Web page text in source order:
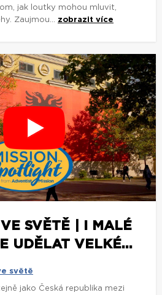
jak loutky mohou mluvit,
Zaujmou... zobrazit více
SVĚTĚ | I MALÉ
UDĚLAT VELKÉ...
světě
jako Česká republika mezi